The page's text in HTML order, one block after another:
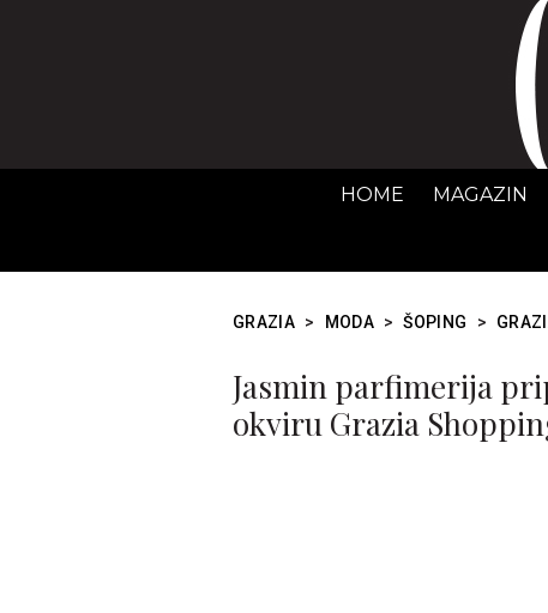
HOME MAGAZIN
GRAZIA > MODA > ŠOPING >
Jasmin parfimerija
okviru Grazia